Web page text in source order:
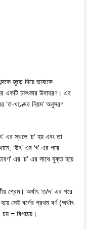
জুড়ে দিয়ে ভাষাকে
একটি চমৎকার উদাহরণ। এর
‘ত-খণ্ডের নিয়ম’ অনুসরণ
এর স্থলে ‘চ’ হয় এবং তা
‘উৎ’ এর ‘ৎ’ এর পরে
এর ‘চ’ এর সাথে যুক্ত হয়ে
প্রেম। অর্থাৎ ‘ত/দ’ এর পরে
সেই বর্গের প্রথম বর্ণ (অর্থাৎ
= বিপচ্চয়।